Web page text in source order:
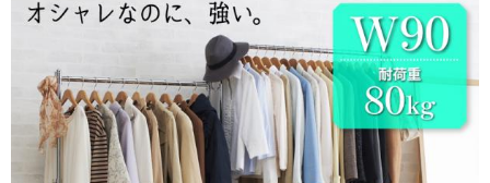
ベッド
キッチン収納
TV台・リビングボード